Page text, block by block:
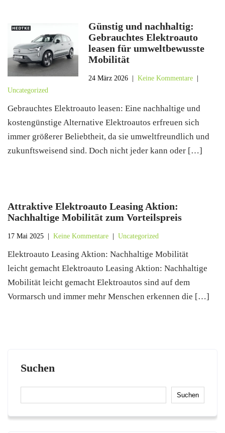
Günstig und nachhaltig:
Gebrauchtes Elektroauto
leasen für umweltbewusste
Mobilität
24 März 2026 |Keine Kommentare
Uncategorized
Gebrauchtes Elektroauto leasen: Eine nachhaltige und
kostengünstige Alternative Elektroautos erfreuen sich
immer größerer Beliebtheit, da sie umweltfreundlich und
zukunftsweisend sind. Doch nicht jeder kann oder […]
Attraktive Elektroauto Leasing Aktion:
Nachhaltige Mobilität zum Vorteilspreis
17 Mai 2025 Keine Kommentare Uncategorized
Elektroauto Leasing Aktion: Nachhaltige Mobilität
leicht gemacht Elektroauto Leasing Aktion: Nachhaltige
Mobilität leicht gemacht Elektroautos sind auf dem
Vormarsch und immer mehr Menschen erkennen die […]
Suchen
Suchen